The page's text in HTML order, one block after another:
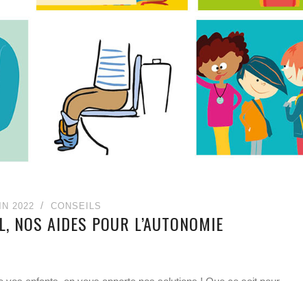
2022 CONSEILS
NOS AIDES POUR L’AUTONOMIE